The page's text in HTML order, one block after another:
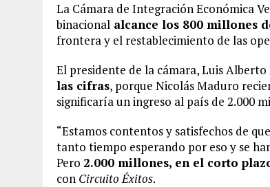
La Cámara de Integración Económica
binacional alcance los 800 millones
frontera y el restablecimiento de las
El presidente de la cámara, Luis Alberto
las cifras, porque Nicolás Maduro
significaría un ingreso al país de 2.000
“Estamos contentos y satisfechos de
tanto tiempo esperando por eso y se
Pero 2.000 millones, en el corto
con Circuito Éxitos.